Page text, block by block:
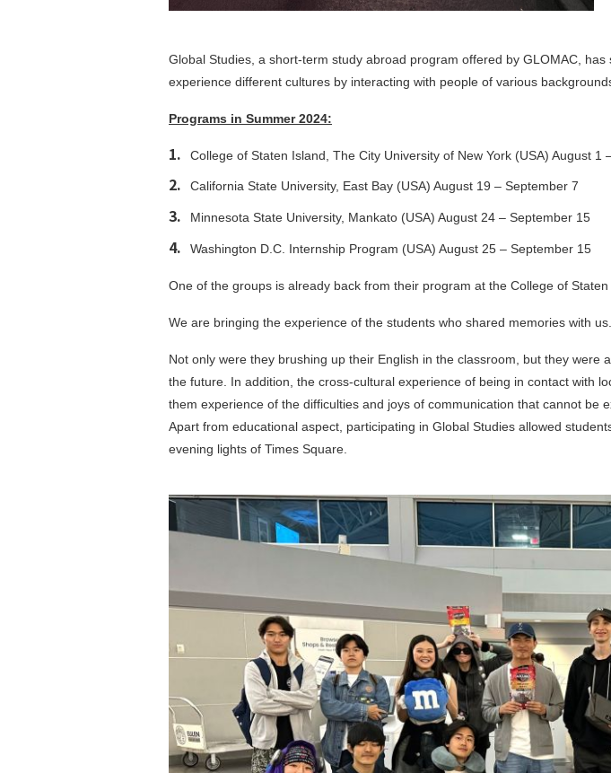
Global Studies, a short-term study abroad program offered by GLOMAC,
experience different cultures by interacting with people of various
Programs in Summer 2024:
College of Staten Island, The City University of New York (USA) August 1
California State University, East Bay (USA) August 19 – September 7
Minnesota State University, Mankato (USA) August 24 – September 15
Washington D.C. Internship Program (USA) August 25 – September 15
One of the groups is already back from their program at the College of
We are bringing the experience of the students who shared memories with us.
Not only were they brushing up their English in the classroom, but they
the future. In addition, the cross-cultural experience of being in contact with
them experience of the difficulties and joys of communication that cannot be
Apart from educational aspect, participating in Global Studies allowed
evening lights of Times Square.